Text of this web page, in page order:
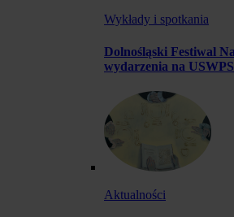
Wykłady i spotkania
Dolnośląski Festiwal
wydarzenia na USWPS
Aktualności